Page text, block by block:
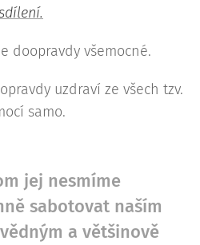
doopravdy všemocné.
uzdraví ze všech tzv.
samo.
jej nesmíme
sabotovat naším
a většinově